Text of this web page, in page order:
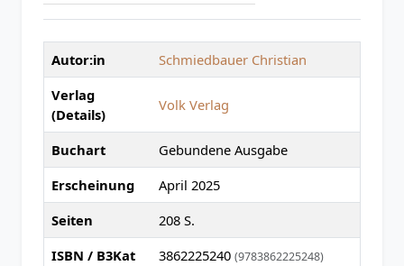
Autor:in
Schmiedbauer Christian
Verlag
(Details)
Volk Verlag
Buchart
Gebundene Ausgabe
Erscheinung
April 2025
Seiten
208 S.
ISBN / B3Kat
3862225240 (9783862225248)